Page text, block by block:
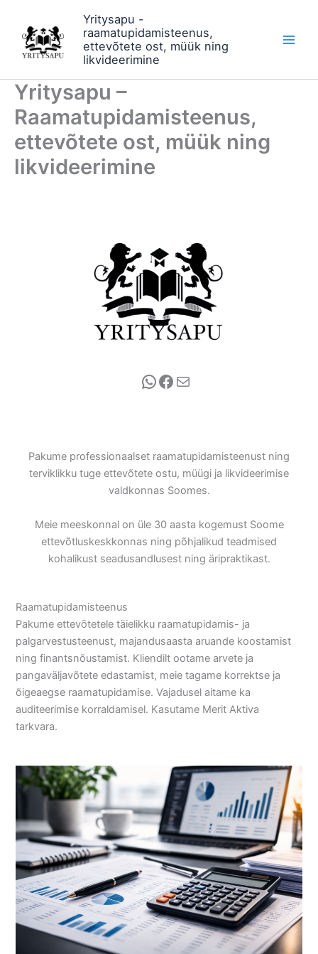
content
Yritysapu -
raamatupidamisteenus,
ettevõtete ost, müük ning
likvideerimine
Yritysapu –
Raamatupidamisteenus,
ettevõtete ost, müük ning
likvideerimine
WhatsApp
Facebook
E-post
Pakume professionaalset raamatupidamisteenust ning
terviklikku tuge ettevõtete ostu, müügi ja likvideerimise
valdkonnas Soomes.
Meie meeskonnal on üle 30 aasta kogemust Soome
ettevõtluskeskkonnas ning põhjalikud teadmised
kohalikust seadusandlusest ning äripraktikast.
Raamatupidamisteenus
Pakume ettevõtetele täielikku raamatupidamis- ja
palgarvestusteenust, majandusaasta aruande koostamist
ning finantsnõustamist. Kliendilt ootame arvete ja
pangaväljavõtete edastamist, meie tagame korrektse ja
õigeaegse raamatupidamise. Vajadusel aitame ka
auditeerimise korraldamisel. Kasutame Merit Aktiva
tarkvara.